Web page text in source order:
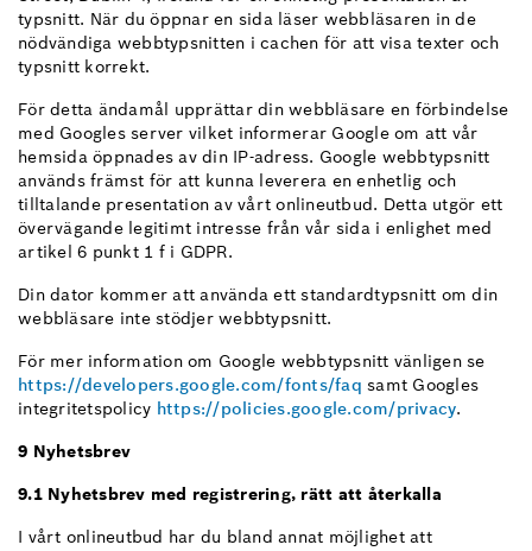
typsnitt. När du öppnar en sida läser webbläsaren in de
nödvändiga webbtypsnitten i cachen för att visa texter och
typsnitt korrekt.
För detta ändamål upprättar din webbläsare en förbindelse
med Googles server vilket informerar Google om att vår
hemsida öppnades av din IP-adress. Google webbtypsnitt
används främst för att kunna leverera en enhetlig och
tilltalande presentation av vårt onlineutbud. Detta utgör ett
övervägande legitimt intresse från vår sida i enlighet med
artikel 6 punkt 1 f i GDPR.
Din dator kommer att använda ett standardtypsnitt om din
webbläsare inte stödjer webbtypsnitt.
För mer information om Google webbtypsnitt vänligen se
https://developers.google.com/fonts/faq samt Googles
integritetspolicy https://policies.google.com/privacy.
9 Nyhetsbrev
9.1 Nyhetsbrev med registrering, rätt att återkalla
I vårt onlineutbud har du bland annat möjlighet att